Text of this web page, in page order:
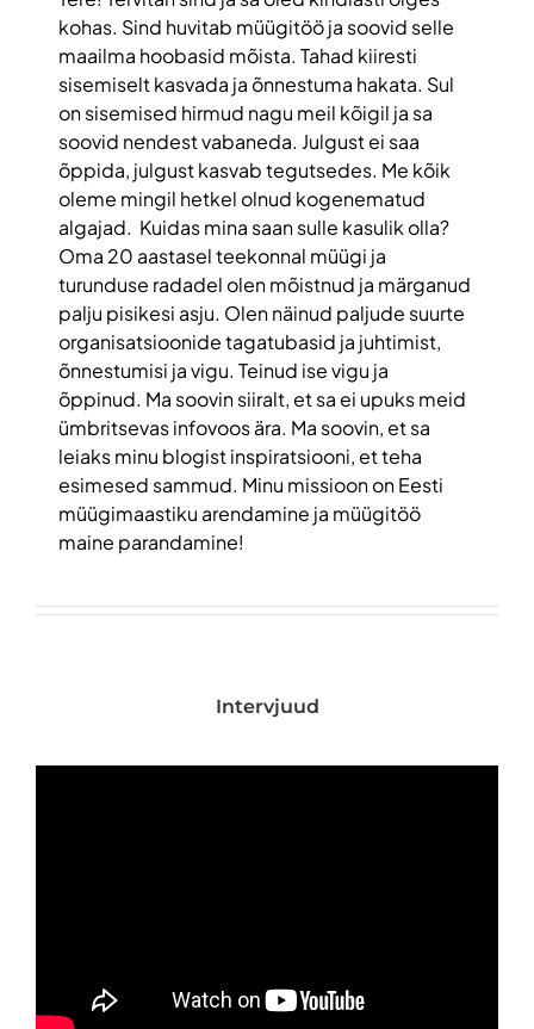
kohas. Sind huvitab müügitöö ja soovid selle
maailma hoobasid mõista. Tahad kiiresti
sisemiselt kasvada ja õnnestuma hakata. Sul
on sisemised hirmud nagu meil kõigil ja sa
soovid nendest vabaneda. Julgust ei saa
õppida, julgust kasvab tegutsedes. Me kõik
oleme mingil hetkel olnud kogenematud
algajad. Kuidas mina saan sulle kasulik olla?
Oma 20 aastasel teekonnal müügi ja
turunduse radadel olen mõistnud ja märganud
palju pisikesi asju. Olen näinud paljude suurte
organisatsioonide tagatubasid ja juhtimist,
õnnestumisi ja vigu. Teinud ise vigu ja
õppinud. Ma soovin siiralt, et sa ei upuks meid
ümbritsevas infovoos ära. Ma soovin, et sa
leiaks minu blogist inspiratsiooni, et teha
esimesed sammud. Minu missioon on Eesti
müügimaastiku arendamine ja müügitöö
maine parandamine!
Intervjuud